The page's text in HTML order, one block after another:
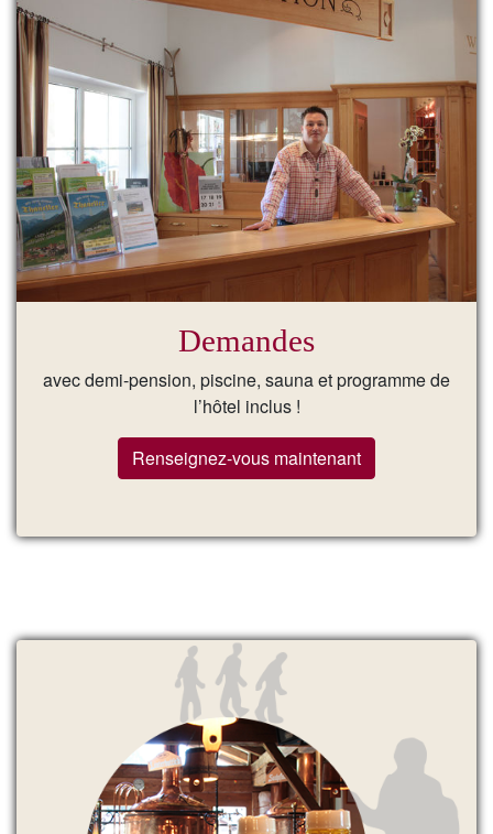
Demandes
avec demi-pension, piscine, sauna et programme de
l’hôtel inclus !
Renseignez-vous maintenant